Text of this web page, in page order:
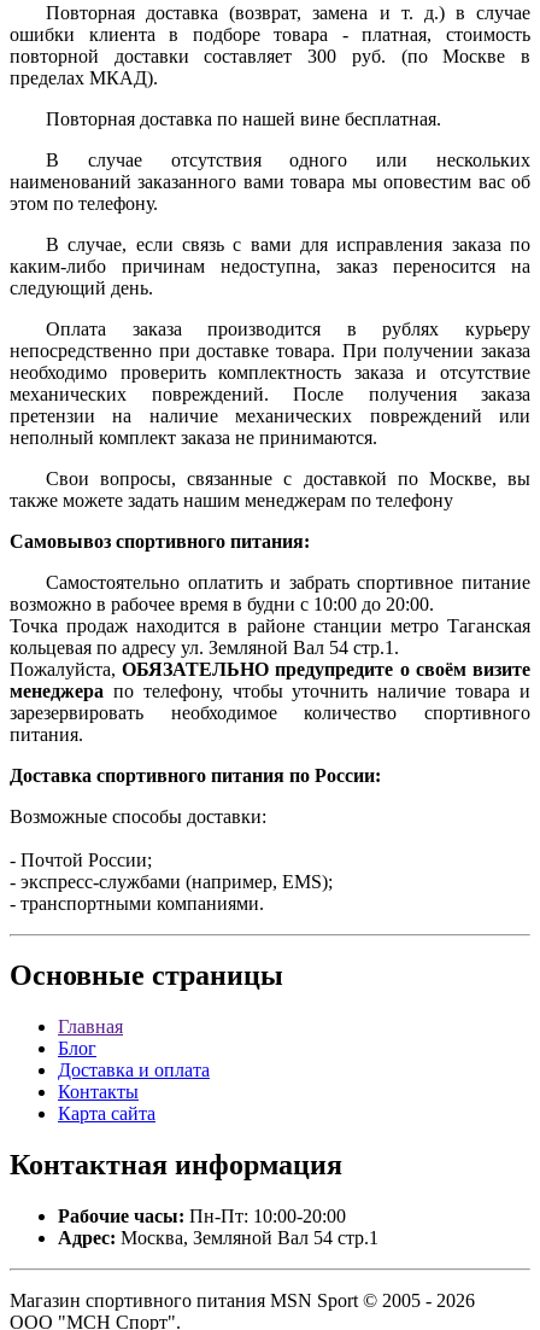
Повторная доставка (возврат, замена и т. д.) в случае
ошибки клиента в подборе товара - платная, стоимость
повторной доставки составляет 300 руб. (по Москве в
пределах МКАД).
Повторная доставка по нашей вине бесплатная.
В случае отсутствия одного или нескольких
наименований заказанного вами товара мы оповестим вас об
этом по телефону.
В случае, если связь с вами для исправления заказа по
каким-либо причинам недоступна, заказ переносится на
следующий день.
Оплата заказа производится в рублях курьеру
непосредственно при доставке товара. При получении заказа
необходимо проверить комплектность заказа и отсутствие
механических повреждений. После получения заказа
претензии на наличие механических повреждений или
неполный комплект заказа не принимаются.
Свои вопросы, связанные с доставкой по Москве, вы
также можете задать нашим менеджерам по телефону
Самовывоз спортивного питания:
Самостоятельно оплатить и забрать спортивное питание
возможно в рабочее время в будни с 10:00 до 20:00.
Точка продаж находится в районе станции метро Таганская
кольцевая по адресу ул. Земляной Вал 54 стр.1.
Пожалуйста,ОБЯЗАТЕЛЬНО предупредите о своём визите
менеджера по телефону, чтобы уточнить наличие товара и
зарезервировать необходимое количество спортивного
питания.
Доставка спортивного питания по России:
Возможные способы доставки:
- Почтой России;
- экспресс-службами (например, EMS);
- транспортными компаниями.
Основные страницы
Главная
Блог
Доставка и оплата
Контакты
Карта сайта
Контактная информация
Рабочие часы: Пн-Пт: 10:00-20:00
Адрес: Москва, Земляной Вал 54 стр.1
Магазин спортивного питания MSN Sport © 2005 - 2026
ООО "МСН Спорт".